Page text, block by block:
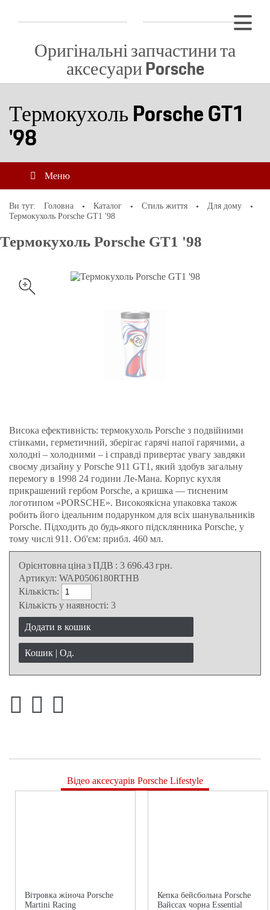
Оригінальні запчастини та
аксесуари Porsche
Термокухоль Porsche GT1
'98
Меню
Ви тут: Головна Каталог Стиль життя
Для дому
Термокухоль Porsche GT1 '98
Термокухоль Porsche GT1 '98
Висока ефективність: термокухоль Porsche з подвійними
стінками, герметичний, зберігає гарячі напої гарячими, а
холодні – холодними – і справді привертає увагу завдяки
своєму дизайну у Porsche 911 GT1, який здобув загальну
перемогу в 1998 24 години Ле-Мана. Корпус кухля
прикрашений гербом Porsche, а кришка — тисненим
логотипом «PORSCHE». Високоякісна упаковка також
робить його ідеальним подарунком для всіх шанувальників
Porsche. Підходить до будь-якого підсклянника Porsche, у
тому числі 911. Об'єм: прибл. 460 мл.
Орієнтовна ціна з ПДВ : 3 696.43грн.
Артикул: WAP0506180RTHB
Кількість:
Кількість у наявності: 3
Додати в кошик
Кошик | Од.
Відео аксесуарів Porsche Lifestyle
Вітровка жіноча Porsche
Martini Racing
Кепка бейсбольна Porsche
Вайссах чорна Essential